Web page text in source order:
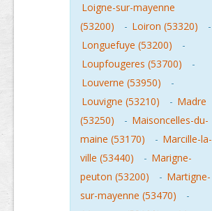
Loigne-sur-mayenne
(53200)
- Loiron (53320)
-
Longuefuye (53200)
-
Loupfougeres (53700)
-
Louverne (53950)
-
Louvigne (53210)
- Madre
(53250)
- Maisoncelles-du-
maine (53170)
- Marcille-la-
ville (53440)
- Marigne-
peuton (53200)
- Martigne-
sur-mayenne (53470)
-